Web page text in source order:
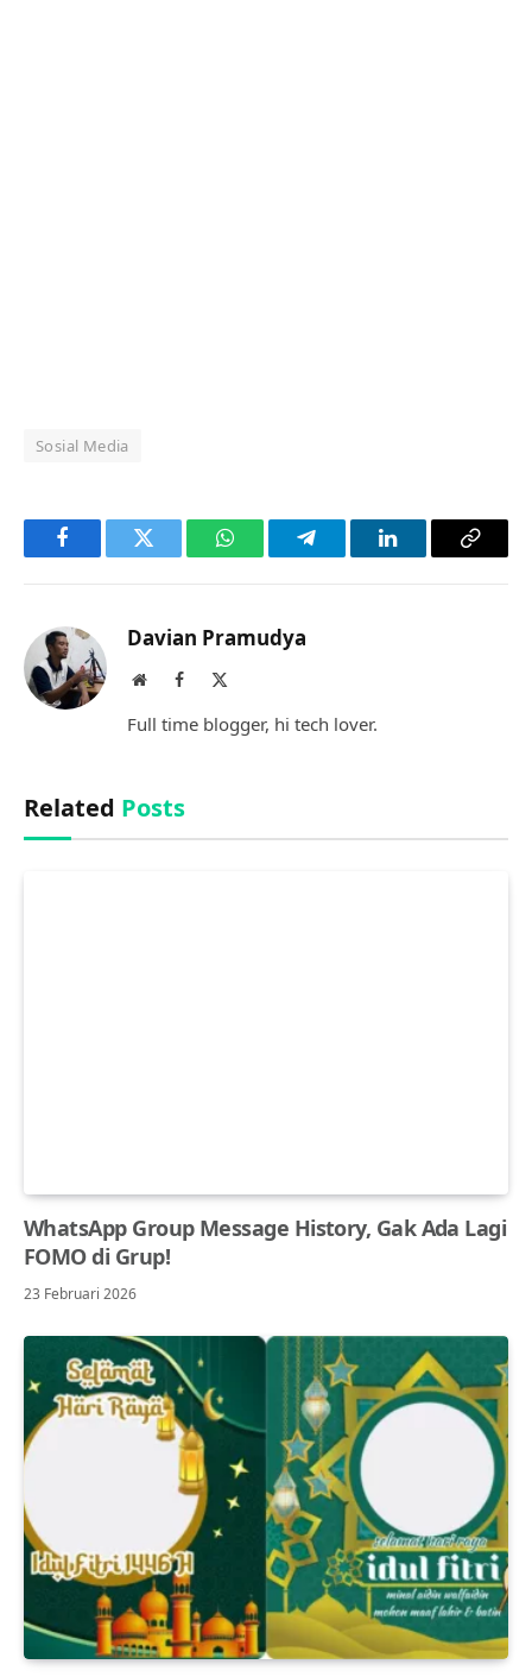
Sosial Media
FacebookTwitter WhatsAppTelegramLinkedInCopy
Davian Pramudya
WebsiteFacebook
Full time blogger, hi tech lover.
Related Posts
WhatsApp Group Message History, Gak Ada Lagi
FOMO di Grup!
23 Februari 2026